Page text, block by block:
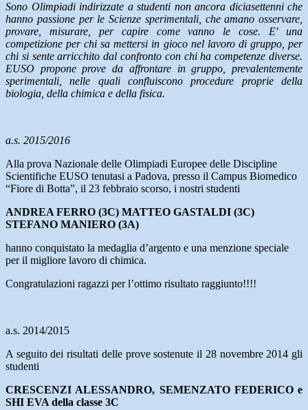
Sono Olimpiadi indirizzate a studenti non ancora diciasettenni che
hanno passione per le Scienze sperimentali, che amano osservare,
provare, misurare, per capire come vanno le cose. E' una
competizione per chi sa mettersi in gioco nel lavoro di gruppo, per
chi si sente arricchito dal confronto con chi ha competenze diverse.
EUSO propone prove da affrontare in gruppo, prevalentemente
sperimentali, nelle quali confluiscono procedure proprie della
biologia, della chimica e della fisica.
a.s. 2015/2016
Alla prova Nazionale delle Olimpiadi Europee delle Discipline
Scientifiche EUSO tenutasi a Padova, presso il Campus Biomedico
“Fiore di Botta”, il 23 febbraio scorso, i nostri studenti
ANDREA FERRO (3C) MATTEO GASTALDI (3C)
STEFANO MANIERO (3A)
hanno conquistato la medaglia d’argento e una menzione speciale
per il migliore lavoro di chimica.
Congratulazioni ragazzi per l’ottimo risultato raggiunto!!!!
a.s. 2014/2015
A seguito dei risultati delle prove sostenute il 28 novembre 2014 gli
studenti
CRESCENZI ALESSANDRO, SEMENZATO FEDERICO e
SHI EVA della classe 3C